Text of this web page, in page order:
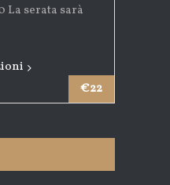
€22
La serata sarà